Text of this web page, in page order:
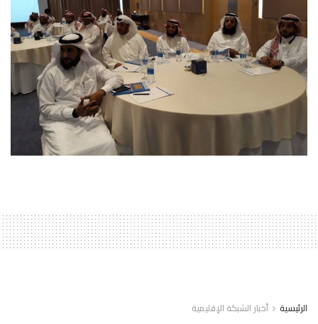
الرئيسية أخبار الشبكة الإقليمية